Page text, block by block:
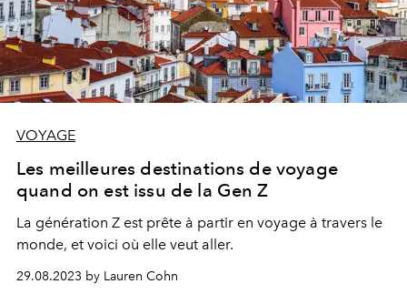
VOYAGE
Les meilleures destinations de voyage
quand on est issu de la Gen Z
La génération Z est prête à partir en voyage à travers le
monde, et voici où elle veut aller.
29.08.2023 by Lauren Cohn